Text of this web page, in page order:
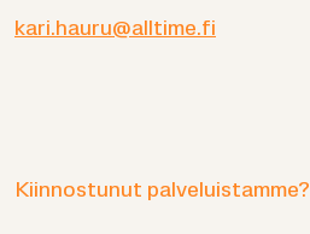
kari.hauru@alltime.fi
Kiinnostunut palveluistamme?